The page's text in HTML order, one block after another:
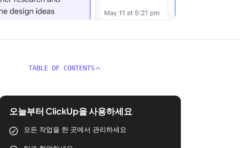
TABLE OF CONTENTS
오늘부터 ClickUp을 사용하세요
모든 작업을 한 곳에서 관리하세요